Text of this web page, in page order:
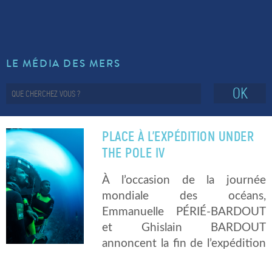
LE MÉDIA DES MERS
OK
PLACE À L’EXPÉDITION UNDER
THE POLE IV
À l’occasion de la journée
mondiale des océans,
Emmanuelle PÉRIÉ-BARDOUT
et Ghislain BARDOUT
annoncent la fin de l’expédition